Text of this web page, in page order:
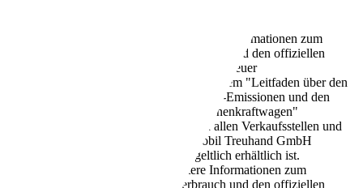
Weitere Informationen zum
offiziellen Kraftstoffverbrauch und den offiziellen
spezifischen CO2-Emissionen neuer
Personenkraftwagen können dem "Leitfaden über den
Kraftstoffverbrauch, die CO2-Emissionen und den
Stromverbrauch neuer Personenkraftwagen"
entnommen werden, der an allen Verkaufsstellen und
bei der Deutschen Automobil Treuhand GmbH
unter www.dat.de unentgeltlich erhältlich ist.
Weitere Informationen zum
offiziellen Kraftstoffverbrauch und den offiziellen